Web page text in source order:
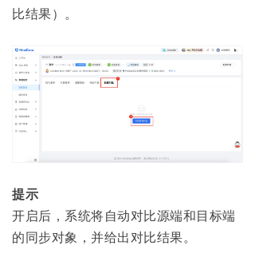
比结果）。
提示
开启后，系统将自动对比源端和目标端
的同步对象，并给出对比结果。